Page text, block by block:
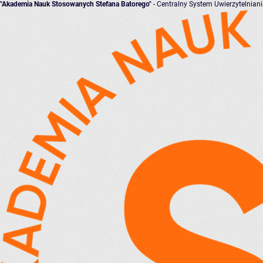
"Akademia Nauk Stosowanych Stefana Batorego" - Centralny System